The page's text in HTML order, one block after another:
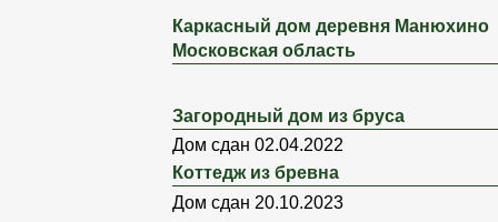
Каркасный дом деревня Манюхино
Московская область
Загородный дом из бруса
Дом сдан 02.04.2022
Коттедж из бревна
Дом сдан 20.10.2023